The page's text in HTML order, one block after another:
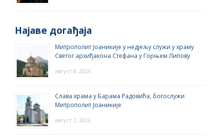
Најаве догађаја
Митрополит Јоаникије у недјељу служи у храму
Светог архиђакона Стефана у Горњем Липову
август 8, 2026
Слава храма у Барама Радовића, богослужи
Митрополит Јоаникије
август 7, 2026